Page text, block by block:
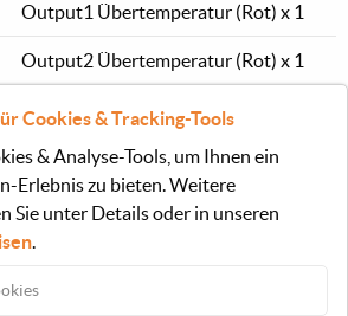
Output1 Übertemperatur (Rot) x 1
Output2 Übertemperatur (Rot) x 1
Betrieb: 0 ~ 30 °C
Lagerung: -20 ~ 70 °C
Betrieb: 10% ~ 90% RH (nicht
kondensierend)
Lagerung: 5% ~ 95% RH (nicht
Cookies & Tracking-Tools
& Analyse-Tools, um Ihnen ein
Erlebnis zu bieten. Weitere
Sie unter Details oder in unseren
.